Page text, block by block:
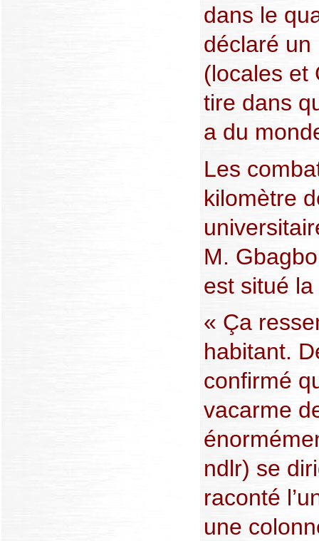
dans le
déclaré un
(locales et
tire dans
a du
Les
kilomètre
M.
est situé
« Ça
habitant.
confirmé
vacarme
ndlr) se
raconté
une